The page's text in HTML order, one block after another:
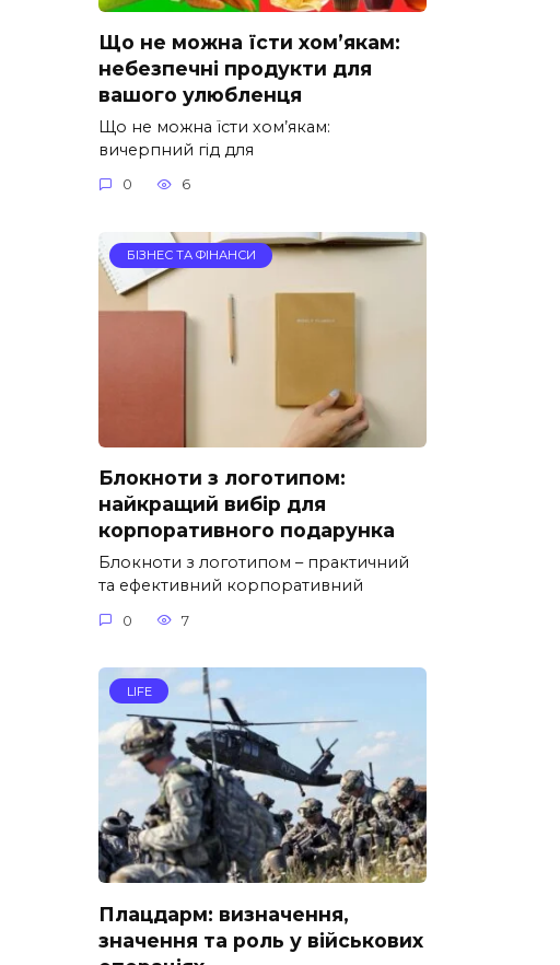
Що не можна їсти хом’якам:
небезпечні продукти для
вашого улюбленця
Що не можна їсти хом’якам:
вичерпний гід для
0 6
БІЗНЕС ТА ФІНАНСИ
Блокноти з логотипом:
найкращий вибір для
корпоративного подарунка
Блокноти з логотипом – практичний
та ефективний корпоративний
0 7
LIFE
Плацдарм: визначення,
значення та роль у військових